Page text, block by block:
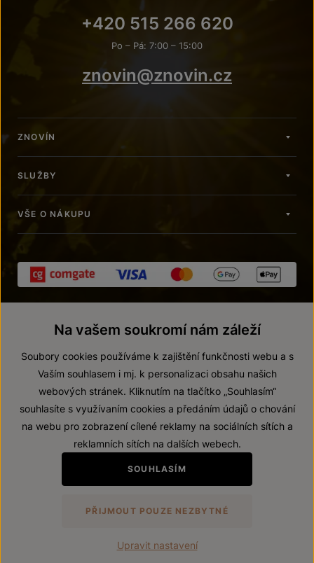
+420 515 266 620
Po – Pá: 7:00 – 15:00
znovin@znovin.cz
ZNOVÍN
SLUŽBY
VŠE O NÁKUPU
© 2026 ZNOVÍN ZNOJMO, a. s.
Prohlášení o přístupnosti
Zákaz prodeje alkoholických nápojů osobám mladším 18 let.
VytvořilwebProgress
Na vašem soukromí nám záleží
Soubory cookies používáme k zajištění funkčnosti webu a s
Vaším souhlasem i mj. k personalizaci obsahu našich
webových stránek. Kliknutím na tlačítko „Souhlasím“
souhlasíte s využívaním cookies a předáním údajů o chování
na webu pro zobrazení cílené reklamy na sociálních sítích a
reklamních sítích na dalších webech.
SOUHLASÍM
PŘIJMOUT POUZE NEZBYTNÉ
Upravit nastavení